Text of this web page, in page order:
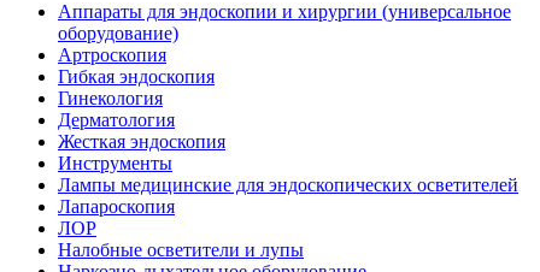
Аппараты для эндоскопии и хирургии (универсальное
оборудование)
Артроскопия
Гибкая эндоскопия
Гинекология
Дерматология
Жесткая эндоскопия
Инструменты
Лампы медицинские для эндоскопических осветителей
Лапароскопия
ЛОР
Налобные осветители и лупы